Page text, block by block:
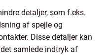
detaljer, som f.eks.
af spejle og
Disse detaljer kan
samlede indtryk af